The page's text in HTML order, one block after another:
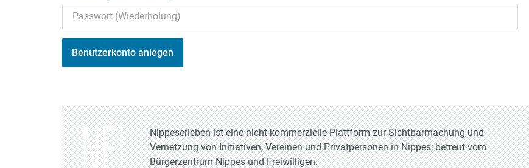
Benutzerkonto anlegen
Nippeserleben ist eine nicht-kommerzielle Plattform zur Sichtbarmachung und
Vernetzung von Initiativen, Vereinen und Privatpersonen in Nippes; betreut vom
Bürgerzentrum Nippes und Freiwilligen.